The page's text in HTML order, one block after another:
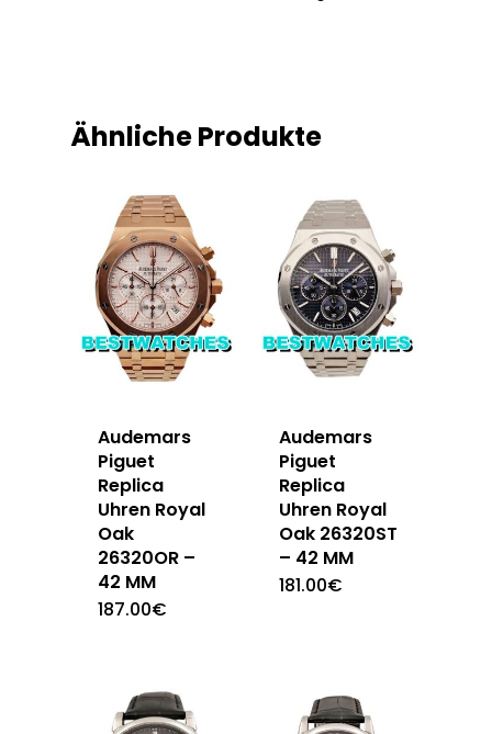
Ähnliche Produkte
Audemars
Piguet
Replica
Uhren Royal
Oak
26320OR –
42 MM
187.00€
Audemars
Piguet
Replica
Uhren Royal
Oak 26320ST
– 42 MM
181.00€